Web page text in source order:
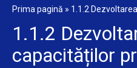
Prima pagină » 1.1.2
1.1.2
capacităților